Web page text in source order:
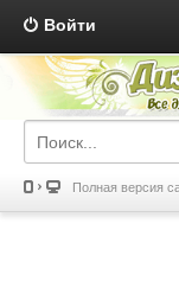
Войти
Полная версия